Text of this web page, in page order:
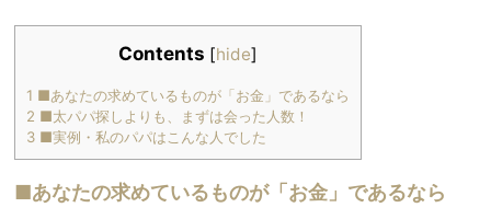
Contents [hide]
1 ■あなたの求めているものが「お金」であるなら
2 ■太パパ探しよりも、まずは会った人数！
3 ■実例・私のパパはこんな人でした
■あなたの求めているものが「お金」であるなら